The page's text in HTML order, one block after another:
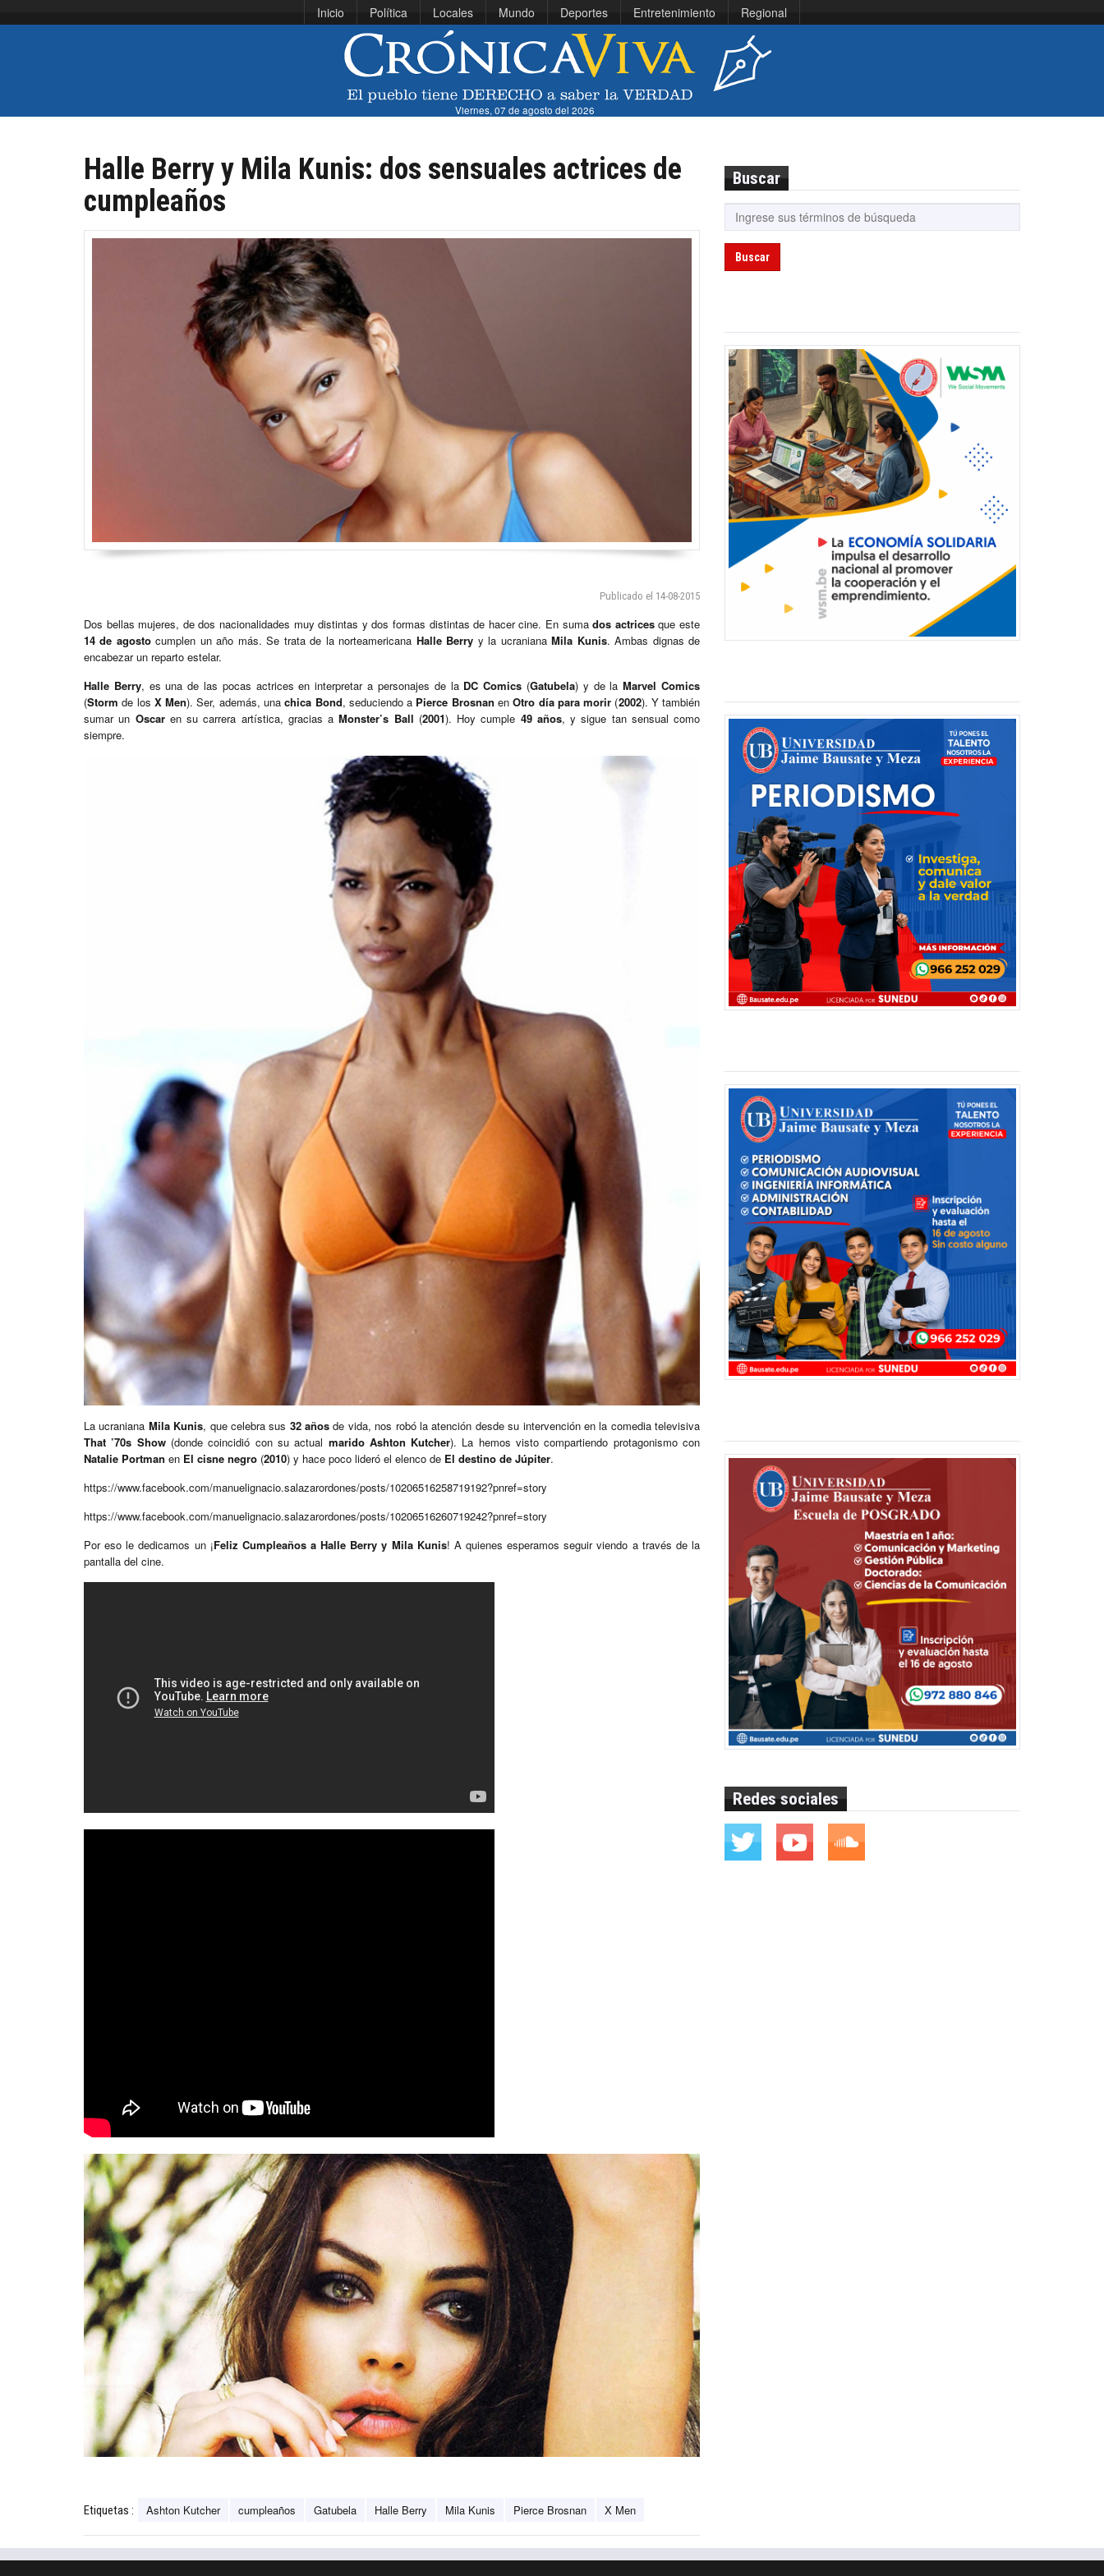
Inicio Política Locales Mundo Deportes Entretenimiento Regional
Viernes, 07 de agosto del 2026
Halle Berry y Mila Kunis: dos sensuales actrices de
cumpleaños
Publicado el 14-08-2015
Dos bellas mujeres, de dos nacionalidades muy distintas y dos formas distintas de hacer cine. En sumados actricesque este
14 de agostocumplen un año más. Se trata de la norteamericana Halle Berry y la ucranianaMila Kunis. Ambas dignas de
encabezar un reparto estelar.
Halle Berry, es una de las pocas actrices en interpretar a personajes de la DC Comics (Gatubela) y de laMarvel Comics
(Storm de los X Men). Ser, además, unachica Bond, seduciendo a Pierce Brosnan enOtro día para morir (2002). Y también
sumar un Oscaren su carrera artística, gracias aMonster’s Ball (2001). Hoy cumple 49 años, y sigue tan sensual como
siempre.
La ucraniana Mila Kunis, que celebra sus 32 años de vida, nos robó la atención desde su intervención en la comedia televisiva
That ’70s Show(donde coincidió con su actual marido Ashton Kutcher). La hemos visto compartiendo protagonismo con
Natalie Portman en El cisne negro (2010) y hace poco lideró el elenco de El destino de Júpiter.
https://www.facebook.com/manuelignacio.salazarordones/posts/10206516258719192?pnref=story
https://www.facebook.com/manuelignacio.salazarordones/posts/10206516260719242?pnref=story
Por eso le dedicamos un ¡Feliz Cumpleaños a Halle Berry y Mila Kunis! A quienes esperamos seguir viendo a través de la
pantalla del cine.
Etiquetas : Ashton Kutcher cumpleaños Gatubela Halle Berry Mila Kunis Pierce Brosnan X Men
Buscar
Buscar
Redes sociales